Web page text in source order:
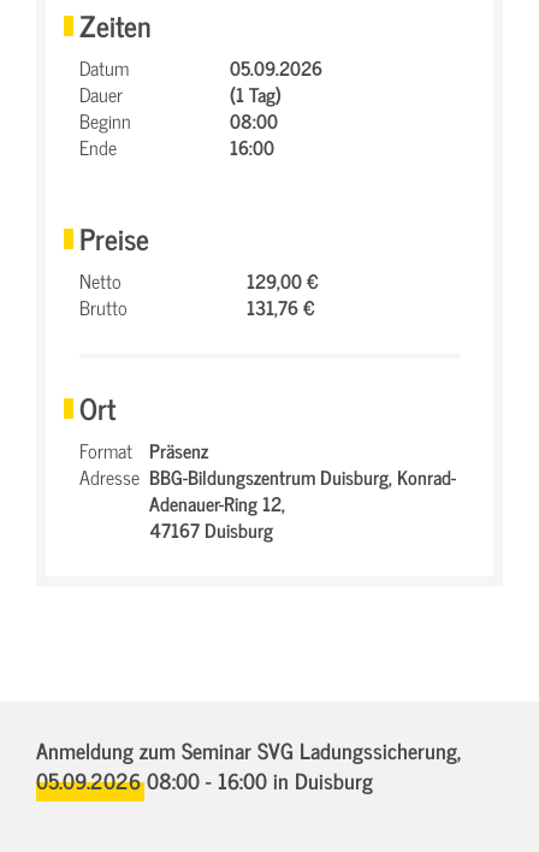
Zeiten
Datum
05.09.2026
Dauer
(1 Tag)
Beginn
08:00
Ende
16:00
Preise
Netto
129,00 €
Brutto
131,76 €
Ort
Format Präsenz
Adresse BBG-Bildungszentrum Duisburg,Konrad-
Adenauer-Ring 12,
47167 Duisburg
Anmeldung zum Seminar SVG Ladungssicherung,
05.09.2026 08:00 - 16:00in Duisburg